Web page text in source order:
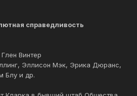
справедливость
Винтер
Эллисон Мэк, Эрика Дюранс,
Блу и др.